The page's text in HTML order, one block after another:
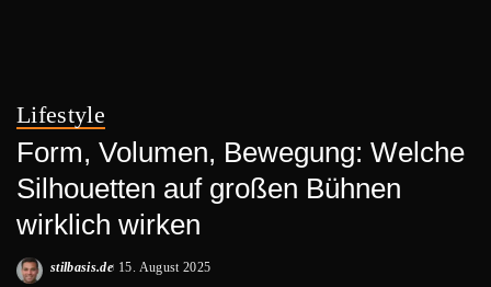
Lifestyle
Form, Volumen, Bewegung: Welche
Silhouetten auf großen Bühnen
wirklich wirken
Posted
stilbasis.de 15. August 2025